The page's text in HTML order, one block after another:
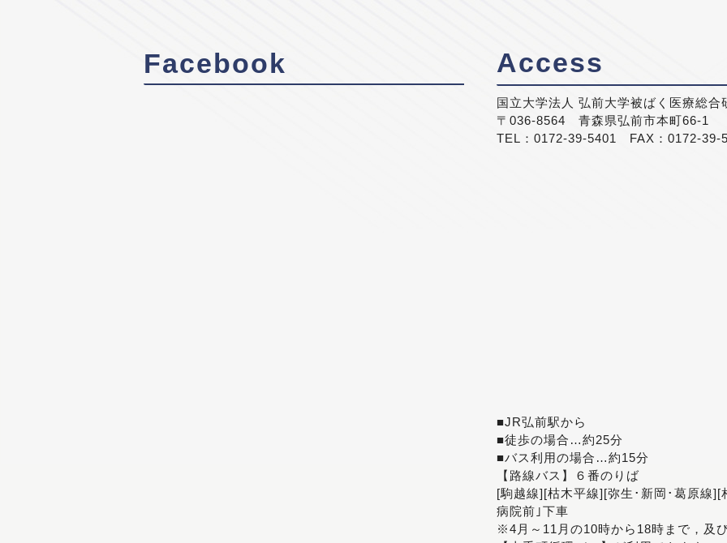
Facebook Access
国立大学法人 弘前大学被ばく医療総合
〒036-8564 青森県弘前市本町66-1
TEL：0172-39-5401 FAX：0172-39-
■JR弘前駅から
■徒歩の場合…約25分
■バス利用の場合…約15分
【路線バス】６番のりば
[駒越線][枯木平線][弥生･新岡･葛原線
病院前｣下車
※4月～11月の10時から18時まで，及